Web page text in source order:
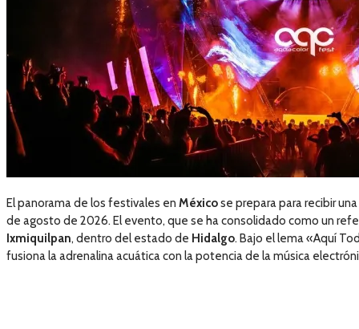
El panorama de los festivales en Méxicose prepara para recibir
de agosto de 2026. El evento, que se ha consolidado como un
Ixmiquilpan, dentro del estado de Hidalgo. Bajo el lema «Aquí
fusiona la adrenalina acuática con la potencia de la música